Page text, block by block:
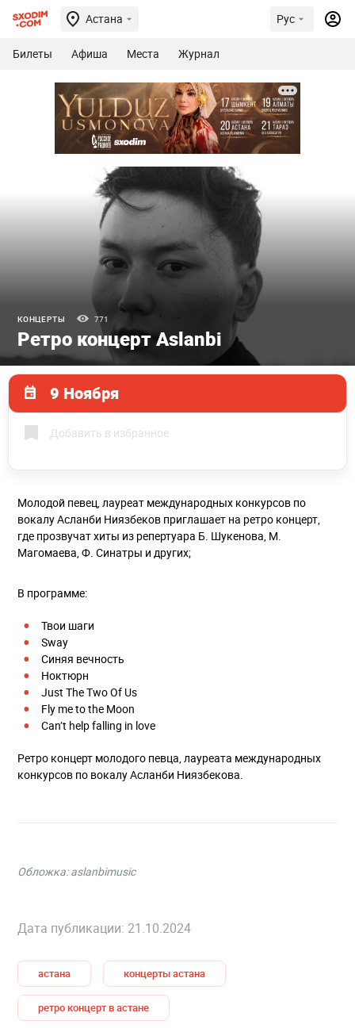
Астана Рус
Билеты Афиша Места Журнал
КОНЦЕРТЫ 771
Ретро концерт Aslanbi
9 Ноября
Добавить в избранное
Молодой певец, лауреат международных конкурсов по
вокалу Асланби Ниязбеков приглашает на ретро концерт,
где прозвучат хиты из репертуара Б. Шукенова, М.
Магомаева, Ф. Синатры и других;
В программе:
Твои шаги
Sway
Синяя вечность
Ноктюрн
Just The Two Of Us
Fly me to the Moon
Can’t help falling in love
Ретро концерт молодого певца, лауреата международных
конкурсов по вокалу Асланби Ниязбекова.
Обложка:aslanbimusic
Дата публикации: 21.10.2024
астана концерты астана
ретро концерт в астане